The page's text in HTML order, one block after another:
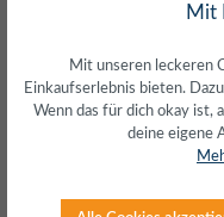
Beschreibung
SignalenKabellänge
Mit
Mit unseren leckeren
Einkaufserlebnis bieten.
Wenn das für dich okay ist,
deine eigene